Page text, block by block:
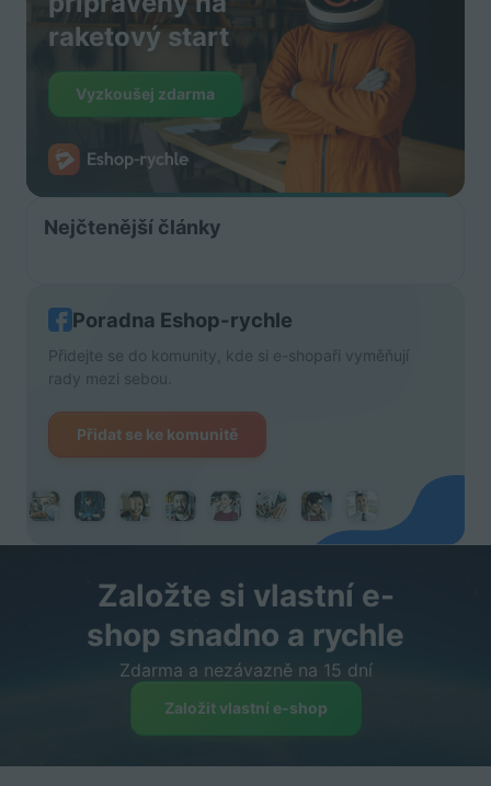
raketový start
Vyzkoušej zdarma
Nejčtenější články
Poradna Eshop-rychle
Přidejte se do komunity, kde si e-shopaři vyměňují
rady mezi sebou.
Přidat se ke komunitě
Založte si vlastní e-
shop snadno a rychle
Zdarma a nezávazně na 15 dní
Založit vlastní e-shop